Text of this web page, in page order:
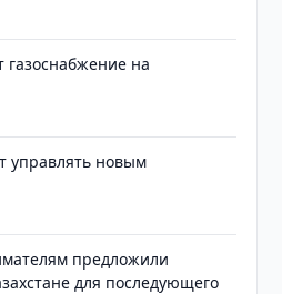
газоснабжение на
управлять новым
предложили
для последующего